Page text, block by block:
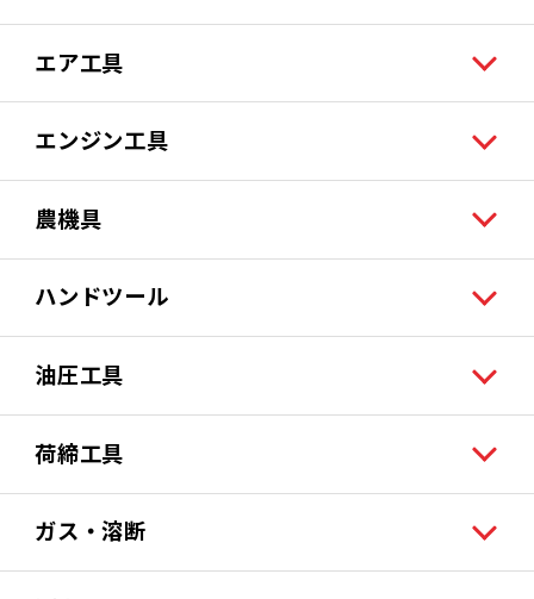
エア工具
エンジン工具
農機具
ハンドツール
油圧工具
荷締工具
ガス・溶断